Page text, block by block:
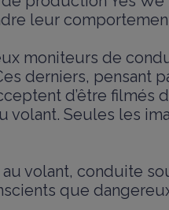
leur
moniteurs de
derniers, pensant
d’être filmés
volant. Seules les
volant, conduite
que